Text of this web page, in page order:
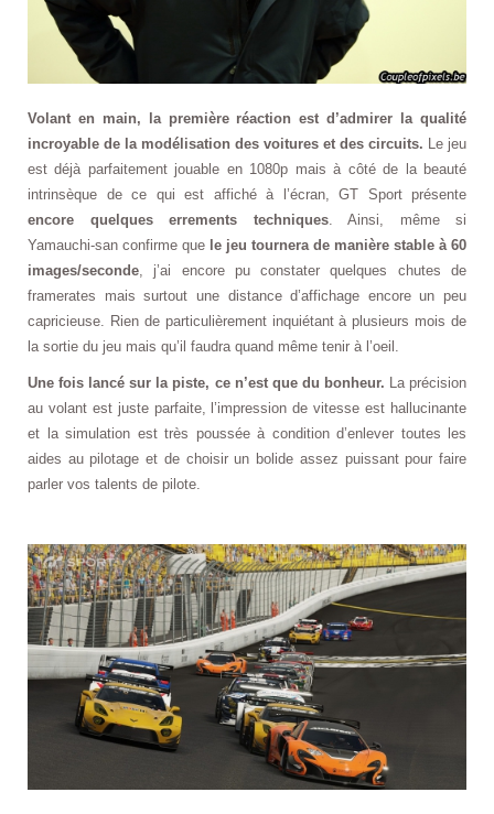
Volant en main, la première réaction est d’admirer la qualité
incroyable de la modélisation des voitures et des circuits. Le jeu
est déjà parfaitement jouable en 1080p mais à côté de la beauté
intrinsèque de ce qui est affiché à l’écran, GT Sport présente
encore quelques errements techniques. Ainsi, même si
Yamauchi-san confirme que le jeu tournera de manière stable à 60
images/seconde , j’ai encore pu constater quelques chutes de
framerates mais surtout une distance d’affichage encore un peu
capricieuse. Rien de particulièrement inquiétant à plusieurs mois de
la sortie du jeu mais qu’il faudra quand même tenir à l’oeil.
Une fois lancé sur la piste, ce n’est que du bonheur. La précision
au volant est juste parfaite, l’impression de vitesse est hallucinante
et la simulation est très poussée à condition d’enlever toutes les
aides au pilotage et de choisir un bolide assez puissant pour faire
parler vos talents de pilote.